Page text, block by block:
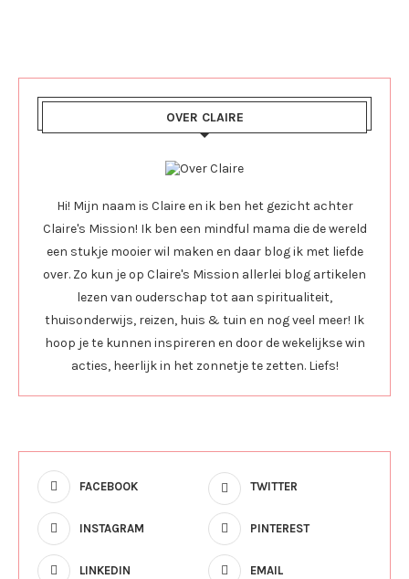
OVER CLAIRE
Hi! Mijn naam is Claire en ik ben het gezicht achter
Claire's Mission! Ik ben een mindful mama die de wereld
een stukje mooier wil maken en daar blog ik met liefde
over. Zo kun je op Claire's Mission allerlei blog artikelen
lezen van ouderschap tot aan spiritualiteit,
thuisonderwijs, reizen, huis & tuin en nog veel meer! Ik
hoop je te kunnen inspireren en door de wekelijkse win
acties, heerlijk in het zonnetje te zetten. Liefs!
FACEBOOK TWITTER
INSTAGRAM PINTEREST
LINKEDIN EMAIL